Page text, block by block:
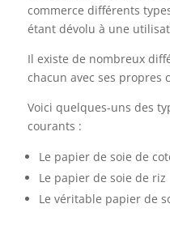
commerce différents
étant dévolu à une
Il existe de nombreux
chacun avec ses propres
Voici quelques-uns des
courants :
Le papier de soie de
Le papier de soie de riz
Le véritable papier de